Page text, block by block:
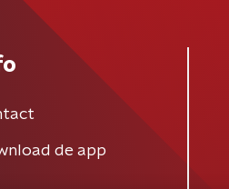
de app